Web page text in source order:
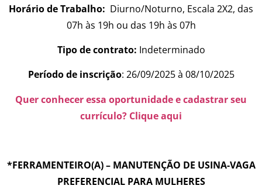
Horário de Trabalho: Diurno/Noturno, Escala 2X2, das
07h às 19h ou das 19h às 07h
Tipo de contrato: Indeterminado
Período de inscrição: 26/09/2025 à 08/10/2025
Quer conhecer essa oportunidade e cadastrar seu
currículo? Clique aqui
*FERRAMENTEIRO(A) – MANUTENÇÃO DE USINA-VAGA
PREFERENCIAL PARA MULHERES